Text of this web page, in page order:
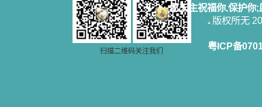
扫描二维码关注我们
愿天主祝福你,保护你
版权所无
粤ICP备